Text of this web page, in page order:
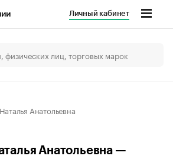
Личный кабинет
Анатольевна
Анатольевна —